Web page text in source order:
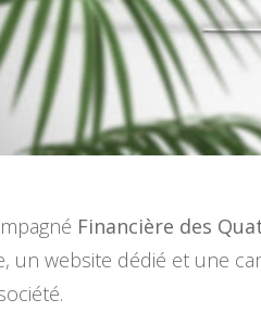
Financière des
un website dédié et une